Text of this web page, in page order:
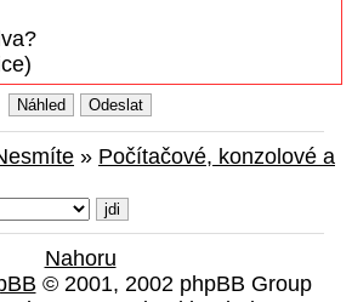
» Počítačové, konzolové a
Nahoru
© 2001, 2002 phpBB Group